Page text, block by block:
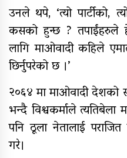
उनले थपे, ‘त्यो पार्टीको,
कसको हुन्छ ? तपाईंहरुले
लागि माओवादी कहिले
छिर्नुपरेको छ ।’
२०६४ मा माओवादी देशको
भन्दै विश्वकर्माले त्यतिबेला
पनि ठूला नेतालाई
गरे।